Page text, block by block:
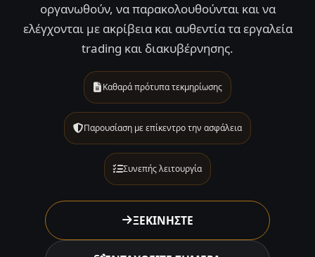
οργανωθούν, να παρακολουθούνται και να
ελέγχονται με ακρίβεια και αυθεντία τα εργαλεία
trading και διακυβέρνησης.
Καθαρά πρότυπα τεκμηρίωσης
Παρουσίαση με επίκεντρο την ασφάλεια
Συνεπής λειτουργία
ΞΕΚΙΝΗΣΤΕ